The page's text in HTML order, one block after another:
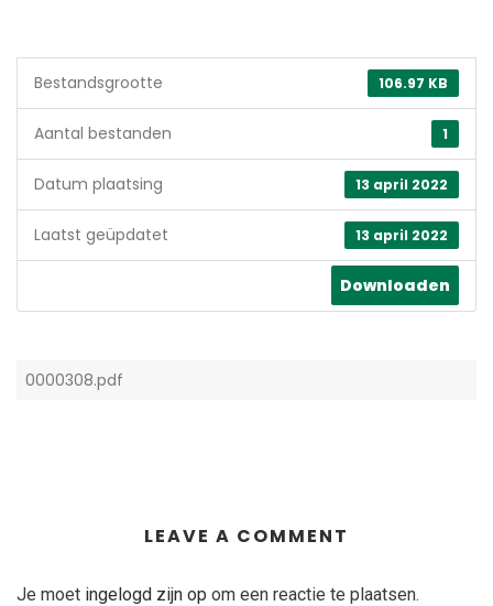
106.97 KB
Bestandsgrootte
1
Aantal bestanden
13 april 2022
Datum plaatsing
13 april 2022
Laatst geüpdatet
Downloaden
0000308.pdf
LEAVE A COMMENT
Je moet ingelogd zijn op om een reactie te plaatsen.